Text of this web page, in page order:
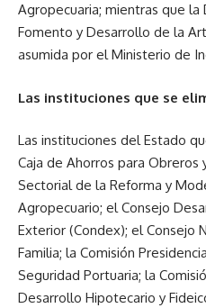
Agropecuaria; mientras que la
Fomento y Desarrollo de la
asumida por el Ministerio de
Las instituciones que se
Las instituciones del Estado
Caja de Ahorros para Obreros
Sectorial de la Reforma y
Agropecuario; el Consejo
Exterior (Condex); el Consejo
Familia; la Comisión
Seguridad Portuaria; la
Desarrollo Hipotecario y